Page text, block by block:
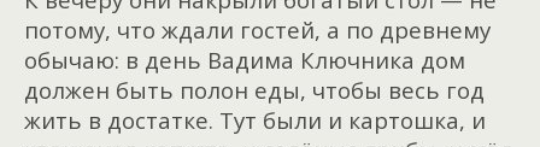
потому, что ждали гостей, а по древнему
обычаю: в день Вадима Ключника дом
должен быть полон еды, чтобы весь год
жить в достатке. Тут были и картошка, и